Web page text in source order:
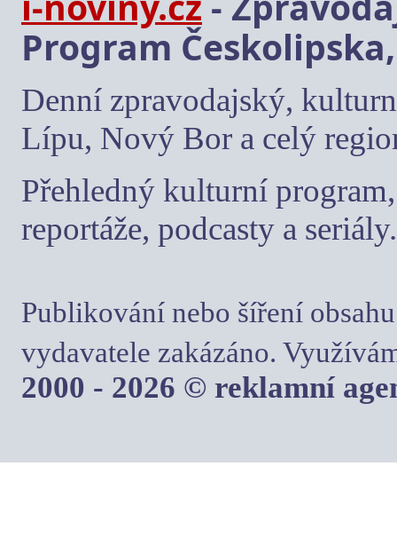
Program
Denní zpravodajský,
Lípu, Nový Bor a celý
Přehledný kulturní
reportáže, podcasty a seriály.
Publikování nebo šíření
vydavatele zakázáno.
2000 - 2026 © reklamní